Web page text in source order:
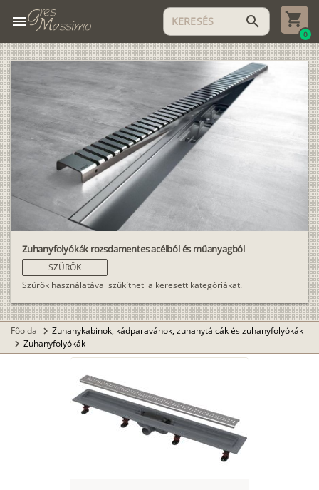
menu search
0
Zuhanyfolyókák rozsdamentes acélból és műanyagból
SZŰRŐK
Szűrők használatával szűkítheti a keresett kategóriákat.
Főoldal chevron_right Zuhanykabinok, kádparavánok, zuhanytálcák és zuhanyfolyókák
chevron_right Zuhanyfolyókák